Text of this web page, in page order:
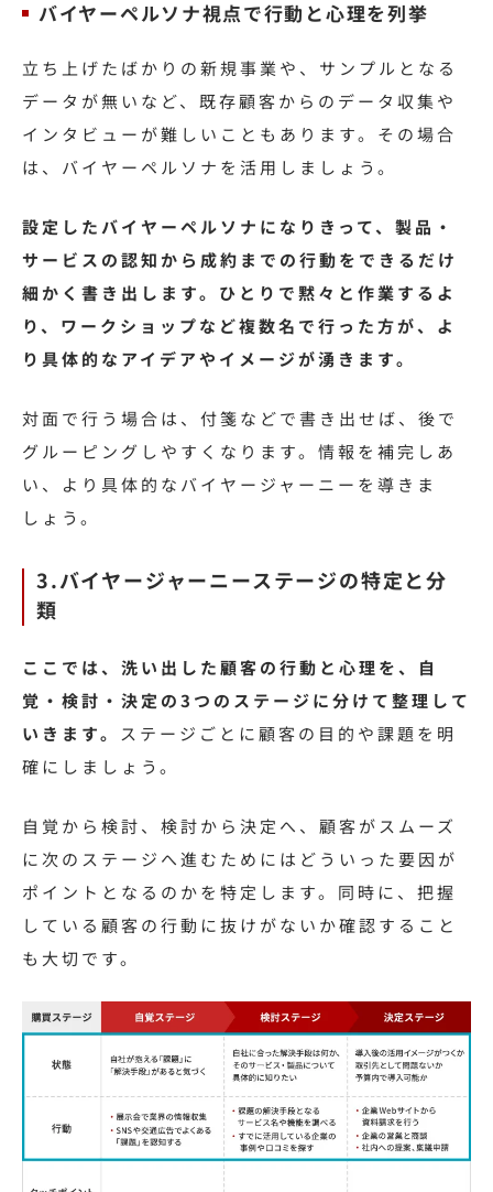
バイヤーペルソナ視点で行動と心理を列挙
立ち上げたばかりの新規事業や、サンプルとなる
データが無いなど、既存顧客からのデータ収集や
インタビューが難しいこともあります。その場合
は、バイヤーペルソナを活用しましょう。
設定したバイヤーペルソナになりきって、製品・
サービスの認知から成約までの行動をできるだけ
細かく書き出します。ひとりで黙々と作業するよ
り、ワークショップなど複数名で行った方が、よ
り具体的なアイデアやイメージが湧きます。
対面で行う場合は、付箋などで書き出せば、後で
グルーピングしやすくなります。情報を補完しあ
い、より具体的なバイヤージャーニーを導きま
しょう。
3.バイヤージャーニーステージの特定と分
類
ここでは、洗い出した顧客の行動と心理を、自
覚・検討・決定の3つのステージに分けて整理して
いきます。 ステージごとに顧客の目的や課題を明
確にしましょう。
自覚から検討、検討から決定へ、顧客がスムーズ
に次のステージへ進むためにはどういった要因が
ポイントとなるのかを特定します。同時に、把握
している顧客の行動に抜けがないか確認すること
も大切です。